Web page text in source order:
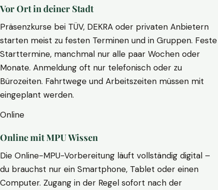
Vor Ort in deiner Stadt
Präsenzkurse bei TÜV, DEKRA oder privaten Anbietern
starten meist zu festen Terminen und in Gruppen. Feste
Starttermine, manchmal nur alle paar Wochen oder
Monate. Anmeldung oft nur telefonisch oder zu
Bürozeiten. Fahrtwege und Arbeitszeiten müssen mit
eingeplant werden.
Online
Online mit MPU Wissen
Die Online-MPU-Vorbereitung läuft vollständig digital –
du brauchst nur ein Smartphone, Tablet oder einen
Computer. Zugang in der Regel sofort nach der